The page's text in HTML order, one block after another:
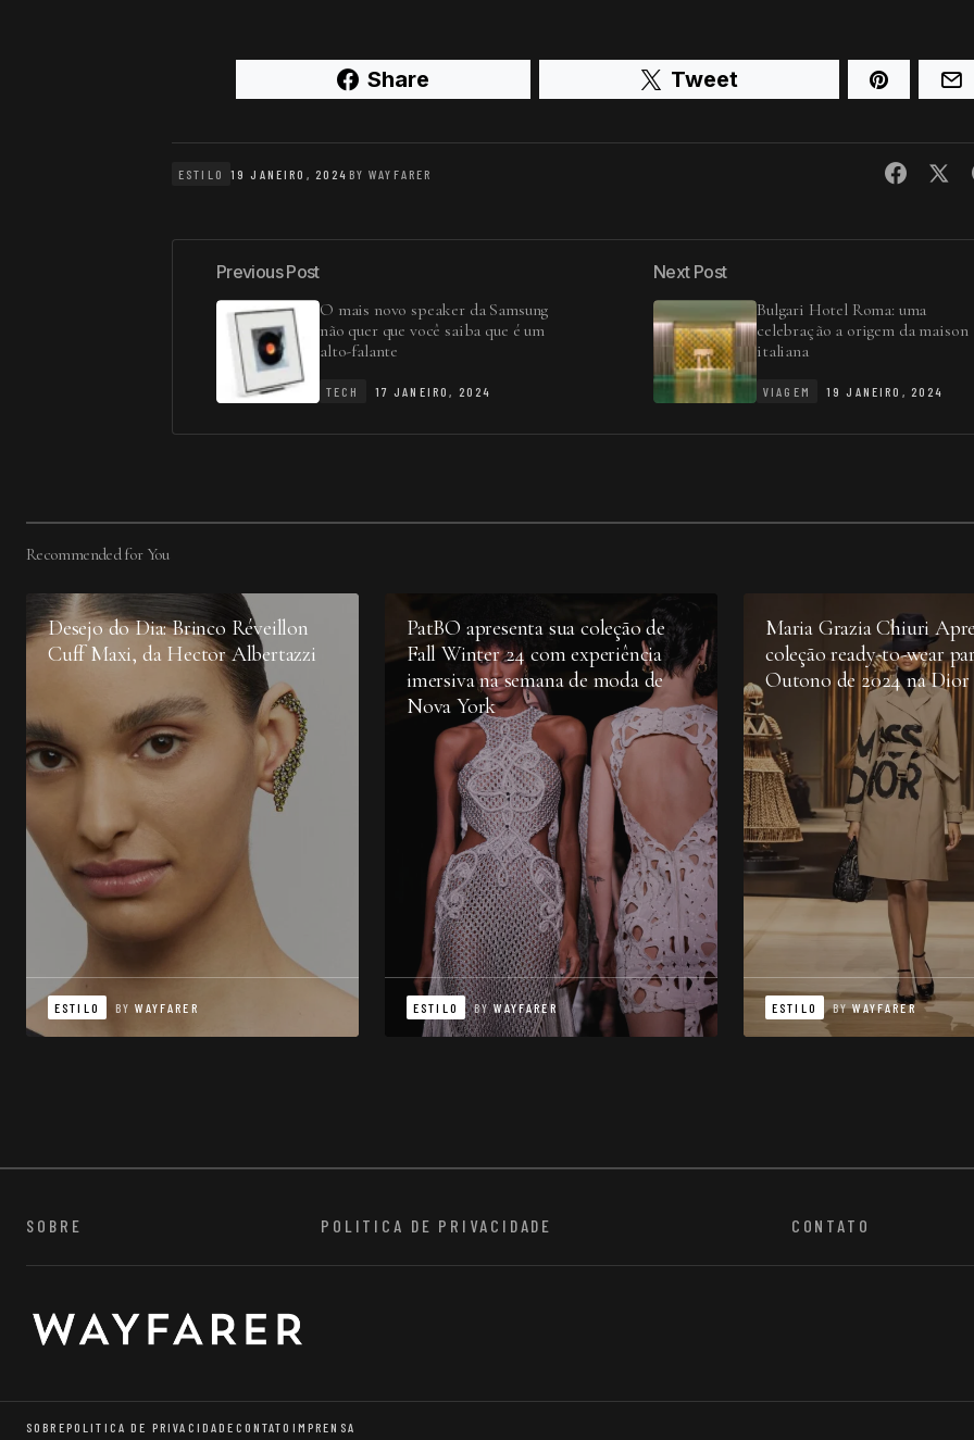
Share Tweet
ESTILO 19 JANEIRO, 2024 BY WAYFARER
Previous Post
O mais novo speaker da Samsung
não quer que você saiba que é um
alto-falante
TECH 17 JANEIRO, 2024
Next Post
Bulgari Hotel Roma: uma
celebração a origem da maison
italiana
VIAGEM 19 JANEIRO, 2024
Recommended for You
Desejo do Dia: Brinco Réveillon
Cuff Maxi, da Hector Albertazzi
ESTILO BY WAYFARER
PatBO apresenta sua coleção de
Fall Winter 24 com experiência
imersiva na semana de moda de
Nova York
ESTILO BY WAYFARER
Maria Grazia Chiuri
coleção ready-to-wear
Outono de 2024 na Dior
ESTILO BY WAYFARER
SOBRE POLITICA DE PRIVACIDADE CONTATO
SOBREPOLITICA DE PRIVACIDADE CONTATO IMPRENSA